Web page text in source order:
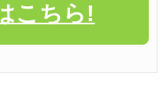
こちら!